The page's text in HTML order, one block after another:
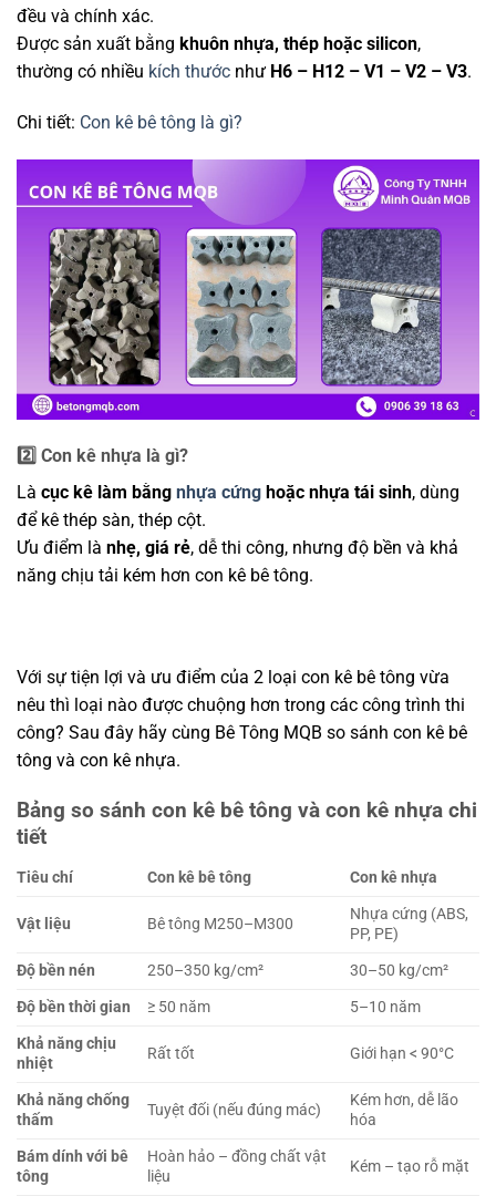
đều và chính xác.
Được sản xuất bằng khuôn nhựa, thép hoặc silicon,
thường có nhiều kích thước như H6 – H12 – V1 – V2 – V3.
Chi tiết: Con kê bê tông là gì?
2️⃣ Con kê nhựa là gì?
Là cục kê làm bằng nhựa cứng hoặc nhựa tái sinh, dùng
để kê thép sàn, thép cột.
Ưu điểm là nhẹ, giá rẻ, dễ thi công, nhưng độ bền và khả
năng chịu tải kém hơn con kê bê tông.
Với sự tiện lợi và ưu điểm của 2 loại con kê bê tông vừa
nêu thì loại nào được chuộng hơn trong các công trình thi
công? Sau đây hãy cùng Bê Tông MQB so sánh con kê bê
tông và con kê nhựa.
Bảng so sánh con kê bê tông và con kê nhựa chi
tiết
Tiêu chí Con kê bê tông Con kê nhựa
Vật liệu Bê tông M250–M300
Nhựa cứng (ABS,
PP, PE)
Độ bền nén
250–350 kg/cm²
30–50 kg/cm²
Độ bền thời gian
≥ 50 năm
5–10 năm
Khả năng chịu
nhiệt
Rất tốt Giới hạn < 90°C
Khả năng chống
thấm
Tuyệt đối (nếu đúng mác)
Kém hơn, dễ lão
hóa
Bám dính với bê
tông
Hoàn hảo – đồng chất vật
liệu
Kém – tạo rỗ mặt